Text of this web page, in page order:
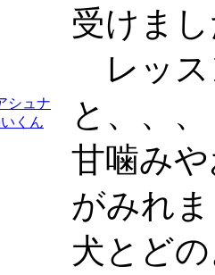
受けま
レッス
と、、、
甘噛み
がみれ
犬とど